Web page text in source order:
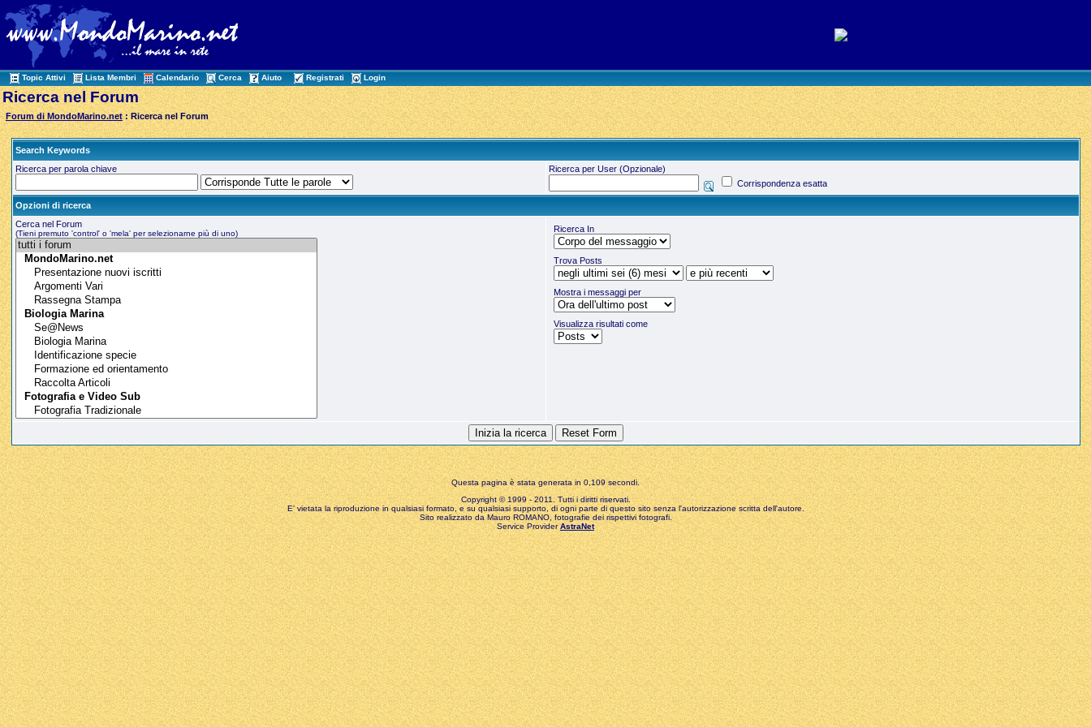
Topic Attivi Lista Membri Calendario Cerca Aiuto Registrati Login
Ricerca nel Forum
Forum di MondoMarino.net : Ricerca nel Forum
Search Keywords
Ricerca per parola chiave
Ricerca per User (Opzionale)
Corrispondenza esatta
Opzioni di ricerca
Cerca nel Forum
(Tieni premuto 'control' o 'mela' per selezionarne più di uno) Ricerca In
Trova Posts
Mostra i messaggi per
Visualizza risultati come
Questa pagina è stata generata in 0,109 secondi.
Copyright © 1999 - 2011. Tutti i diritti riservati.
E' vietata la riproduzione in qualsiasi formato, e su qualsiasi supporto, di ogni parte di questo sito senza l'autorizzazione scritta dell'autore.
Sito realizzato da Mauro ROMANO, fotografie dei rispettivi fotografi.
Service ProviderAstraNet